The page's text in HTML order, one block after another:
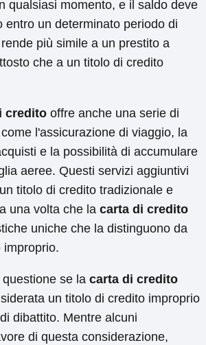
qualsiasi momento, e il saldo deve
entro un determinato periodo di
più simile a un prestito a
che a un titolo di credito
credito offre anche una serie di
l'assicurazione di viaggio, la
e la possibilità di accumulare
aeree. Questi servizi aggiuntivi
titolo di credito tradizionale e
una volta che la carta di credito
uniche che la distinguono da
improprio.
se la carta di credito
un titolo di credito improprio
dibattito. Mentre alcuni
di questa considerazione,